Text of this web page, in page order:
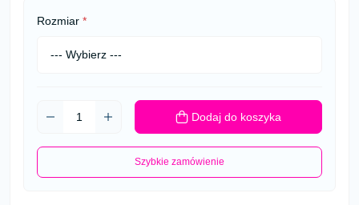
Rozmiar *
Dodaj do koszyka
Szybkie zamówienie